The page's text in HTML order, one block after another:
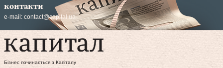
контакти
e-mail: contact@capital.ua
Бізнес починається з Капіталу